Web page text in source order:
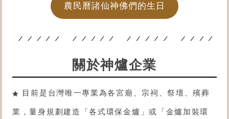
農民曆諸仙神佛們的生日
關於神爐企業
目前是台灣唯一專業為各宮廟、宗祠、祭壇、殯葬
業，量身規劃建造「各式環保金爐 」或「金爐 加裝環